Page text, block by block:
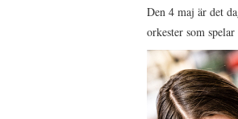
Den 4 maj är det
orkester som